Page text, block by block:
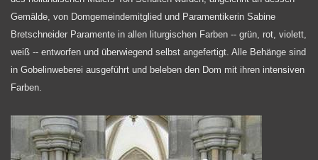
Gemälde, von Domgemeindemitglied und Paramentikerin Sabine
Bretschneider Paramente in allen liturgischen Farben -- grün, rot, violett,
weiß -- entworfen und überwiegend selbst angefertigt. Alle Behänge sind
in Gobelinweberei ausgeführt und beleben den Dom mit ihren intensiven
Farben.